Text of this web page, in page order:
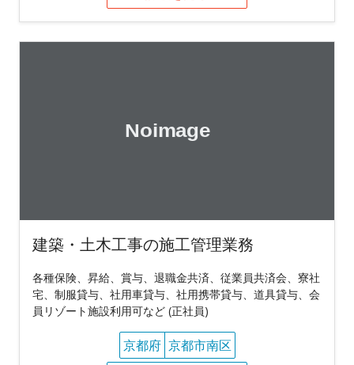
建築・土木工事の施工管理業務
各種保険、昇給、賞与、退職金共済、従業員共済会、寮社
宅、制服貸与、社用車貸与、社用携帯貸与、道具貸与、会
員リゾート施設利用可など (正社員)
京都府 京都市南区